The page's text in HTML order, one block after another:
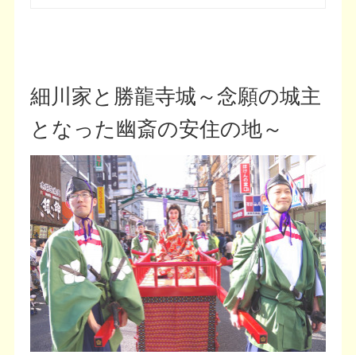
細川家と勝龍寺城～念願の城主
となった幽斎の安住の地～